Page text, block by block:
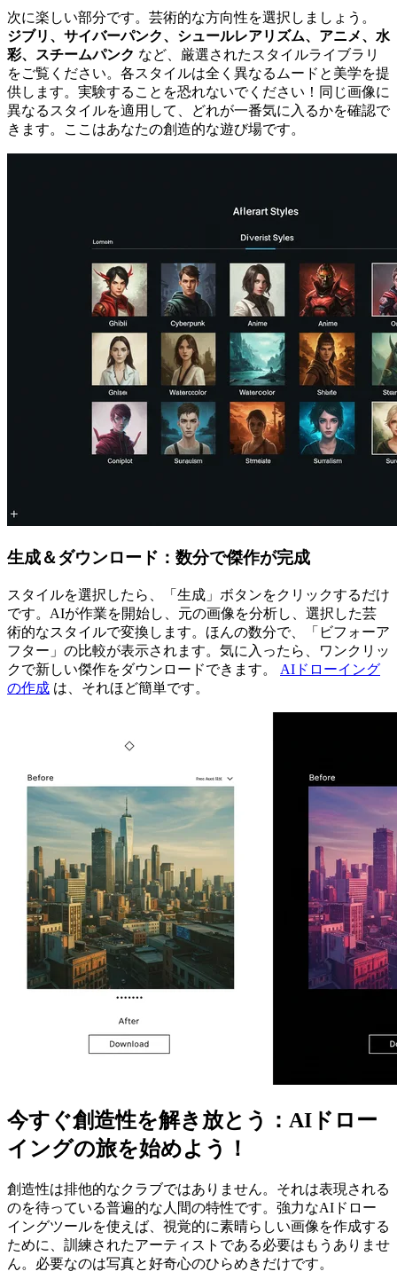
次に楽しい部分です。芸術的な方向性を選択しましょう。
ジブリ、サイバーパンク、シュールレアリズム、アニメ、水
彩、スチームパンク など、厳選されたスタイルライブラリ
をご覧ください。各スタイルは全く異なるムードと美学を提
供します。実験することを恐れないでください！同じ画像に
異なるスタイルを適用して、どれが一番気に入るかを確認で
きます。ここはあなたの創造的な遊び場です。
生成＆ダウンロード：数分で傑作が完成
スタイルを選択したら、「生成」ボタンをクリックするだけ
です。AIが作業を開始し、元の画像を分析し、選択した芸
術的なスタイルで変換します。ほんの数分で、「ビフォーア
フター」の比較が表示されます。気に入ったら、ワンクリッ
クで新しい傑作をダウンロードできます。 AIドローイング
の作成 は、それほど簡単です。
今すぐ創造性を解き放とう：AIドロー
イングの旅を始めよう！
創造性は排他的なクラブではありません。それは表現される
のを待っている普遍的な人間の特性です。強力なAIドロー
イングツールを使えば、視覚的に素晴らしい画像を作成する
ために、訓練されたアーティストである必要はもうありませ
ん。必要なのは写真と好奇心のひらめきだけです。